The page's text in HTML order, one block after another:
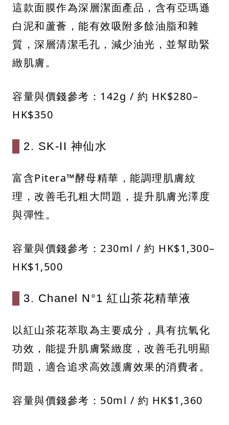
這款面膜作為深層潔面產品，含有亞瑪遜
白泥和蘆薈，能有效吸附多餘油脂和雜
質，深層清潔毛孔，減少油光，並幫助緊
緻肌膚。​
容量與價錢參考：​142g / 約 HK$280–
HK$350
2. SK-II 神仙水
富含Pitera™酵母精華，能調理肌膚紋
理，改善毛孔粗大問題，提升肌膚光澤度
與彈性。​
容量與價錢參考：​230ml / 約 HK$1,300–
HK$1,500​
3. Chanel N°1 紅山茶花精華液
以紅山茶花萃取為主要成分，具有抗氧化
功效，能提升肌膚緊緻度，改善毛孔明顯
問題，適合追求高效護膚效果的消費者。​
容量與價錢參考：​50ml / 約 HK$1,360